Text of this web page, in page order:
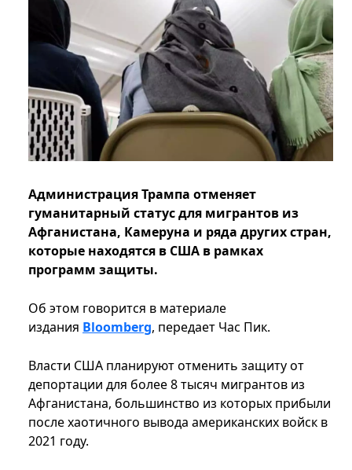
Администрация Трампа отменяет
гуманитарный статус для мигрантов из
Афганистана, Камеруна и ряда других стран,
которые находятся в США в рамках
программ защиты.
Об этом говорится в материале
издания Bloomberg, передает Час Пик.
Власти США планируют отменить защиту от
депортации для более 8 тысяч мигрантов из
Афганистана, большинство из которых прибыли
после хаотичного вывода американских войск в
2021 году.